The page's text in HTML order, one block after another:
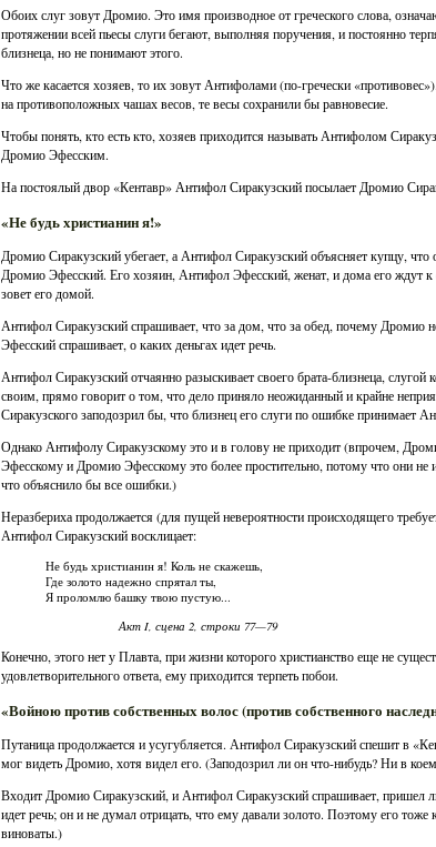
Обоих слуг зовут Дромио. Это имя производное от греческого слова,
протяжении всей пьесы слуги бегают, выполняя поручения, и постоянно
близнеца, но не понимают этого.
Что же касается хозяев, то их зовут Антифолами (по-гречески
на противоположных чашах весов, те весы сохранили бы равновесие.
Чтобы понять, кто есть кто, хозяев приходится называть Антифолом
Дромио Эфесским.
На постоялый двор «Кентавр» Антифол Сиракузский посылает Дромио
«Не будь христианин я!»
Дромио Сиракузский убегает, а Антифол Сиракузский объясняет купцу,
Дромио Эфесский. Его хозяин, Антифол Эфесский, женат, и дома его ждут
зовет его домой.
Антифол Сиракузский спрашивает, что за дом, что за обед, почему Дромио
Эфесский спрашивает, о каких деньгах идет речь.
Антифол Сиракузский отчаянно разыскивает своего брата-близнеца, слугой
своим, прямо говорит о том, что дело приняло неожиданный и крайне
Сиракузского заподозрил бы, что близнец его слуги по ошибке принимает
Однако Антифолу Сиракузскому это и в голову не приходит (впрочем,
Эфесскому и Дромио Эфесскому это более простительно, потому что они
что объяснило бы все ошибки.)
Неразбериха продолжается (для пущей невероятности происходящего
Антифол Сиракузский восклицает:
Не будь христианин я! Коль не скажешь,
Где золото надежно спрятал ты,
Я проломлю башку твою пустую...
Акт I, сцена 2, строки 77—79
Конечно, этого нет у Плавта, при жизни которого христианство еще не
удовлетворительного ответа, ему приходится терпеть побои.
«Войною против собственных волос (против собственного
Путаница продолжается и усугубляется. Антифол Сиракузский спешит в
мог видеть Дромио, хотя видел его. (Заподозрил ли он что-нибудь? Ни в
Входит Дромио Сиракузский, и Антифол Сиракузский спрашивает, пришел
идет речь; он и не думал отрицать, что ему давали золото. Поэтому его
виноваты.)